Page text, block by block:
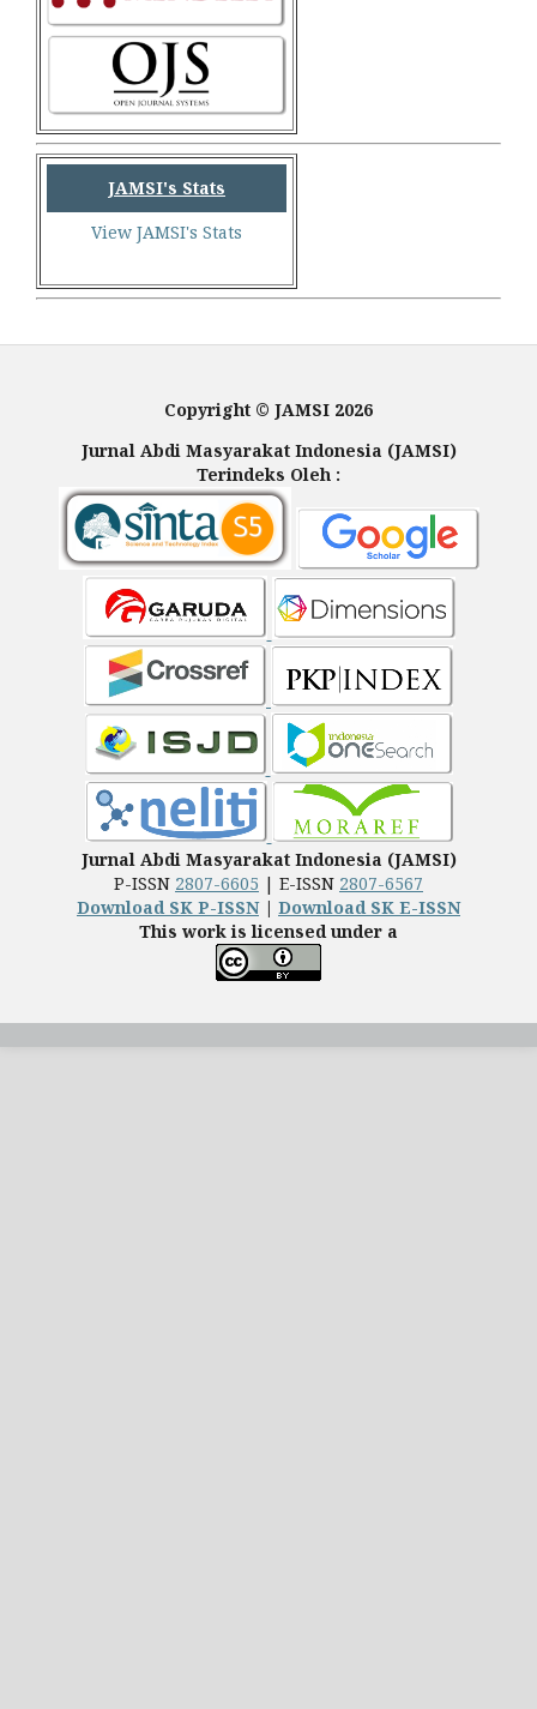
JAMSI's Stats
View JAMSI's Stats
Copyright © JAMSI 2026
Jurnal Abdi Masyarakat Indonesia (JAMSI)
Terindeks Oleh :
Jurnal Abdi Masyarakat Indonesia (JAMSI)
P-ISSN 2807-6605 | E-ISSN 2807-6567
Download SK P-ISSN| Download SK E-ISSN
This work is licensed under a